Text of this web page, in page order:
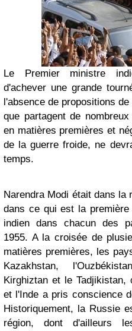
Le Premier ministre
d'achever une grande
l'absence de propositions
que partagent de
en matières premières et
de la guerre froide, ne
temps.
Narendra Modi était dans la
dans ce qui est la
indien dans chacun des
1955. A la croisée de
matières premières, les
Kazakhstan,
Kirghiztan et le
et l'Inde a pris conscience
Historiquement, la Russie
région, dont d'ailleurs